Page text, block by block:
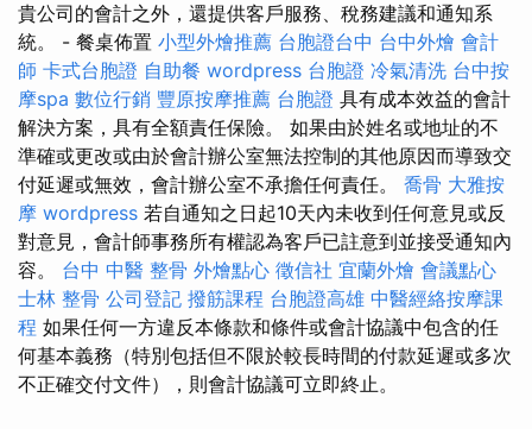
貴公司的會計之外，還提供客戶服務、稅務建議和通知系
統。 - 餐桌佈置 小型外燴推薦 台胞證台中 台中外燴 會計
師 卡式台胞證 自助餐 wordpress 台胞證 冷氣清洗 台中按
摩spa 數位行銷 豐原按摩推薦 台胞證 具有成本效益的會計
解決方案，具有全額責任保險。 如果由於姓名或地址的不
準確或更改或由於會計辦公室無法控制的其他原因而導致交
付延遲或無效，會計辦公室不承擔任何責任。 喬骨 大雅按
摩 wordpress 若自通知之日起10天內未收到任何意見或反
對意見，會計師事務所有權認為客戶已註意到並接受通知內
容。 台中 中醫 整骨 外燴點心 徵信社 宜蘭外燴 會議點心
士林 整骨 公司登記 撥筋課程 台胞證高雄 中醫經絡按摩課
程 如果任何一方違反本條款和條件或會計協議中包含的任
何基本義務（特別包括但不限於較長時間的付款延遲或多次
不正確交付文件），則會計協議可立即終止。